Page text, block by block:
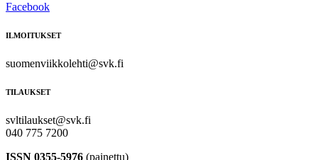
Facebook
ILMOITUKSET
suomenviikkolehti@svk.fi
TILAUKSET
svltilaukset@svk.fi
040 775 7200
ISSN 0355-5976 (painettu)